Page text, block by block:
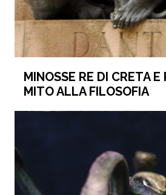
MINOSSE RE DI CRETA
MITO ALLA FILOSOFIA